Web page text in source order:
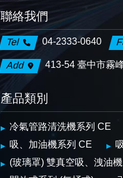
聯絡我們
Tel 04-2333-0640
Add 413-54 臺中市霧
產品類別
冷氣管路清洗機系列 CE
吸、加油機系列 CE
(玻璃罩) 雙真空吸、洩油